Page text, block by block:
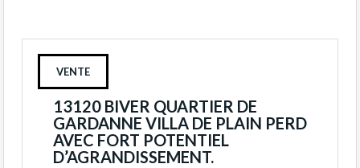
VENTE
13120 BIVER QUARTIER DE
GARDANNE VILLA DE PLAIN PERD
AVEC FORT POTENTIEL
D’AGRANDISSEMENT.